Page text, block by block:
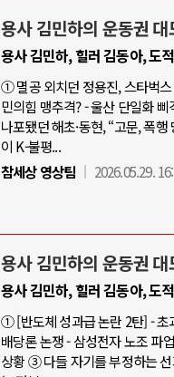
용사 김민하의 운동권
용사 김민하, 힐러 김동아, 도
① 멸공 외치던 정용진, 스타벅
민의힘 맹추격? - 울산 단일화
나포됐던 해초·동현, “고문, 폭
이 K-불평...
참세상 영상팀
2026.05.29.
용사 김민하의 운동권
용사 김민하, 힐러 김동아, 도
① [반도체 성과급 논란 2탄] - 초
배당론 논쟁 - 삼성전자 노조 파
상황 ③ 다들 자기를 부정하는